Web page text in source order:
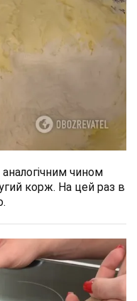
чином
корж. На цей раз в